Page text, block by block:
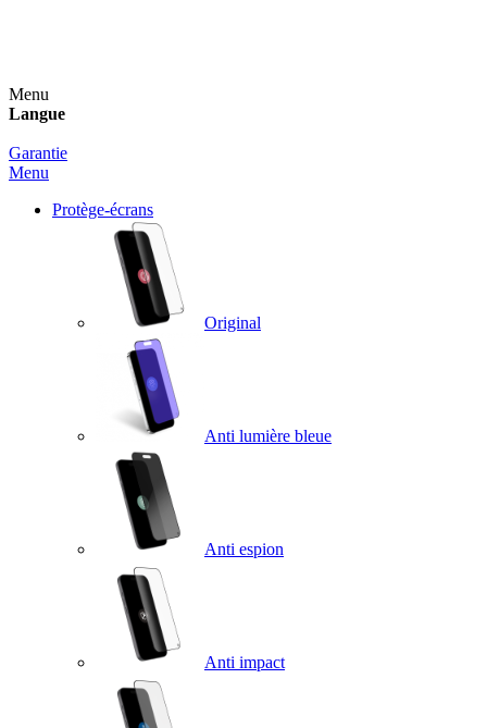
Menu
Langue
Garantie
Menu
Protège-écrans
Original
Anti lumière bleue
Anti espion
Anti impact